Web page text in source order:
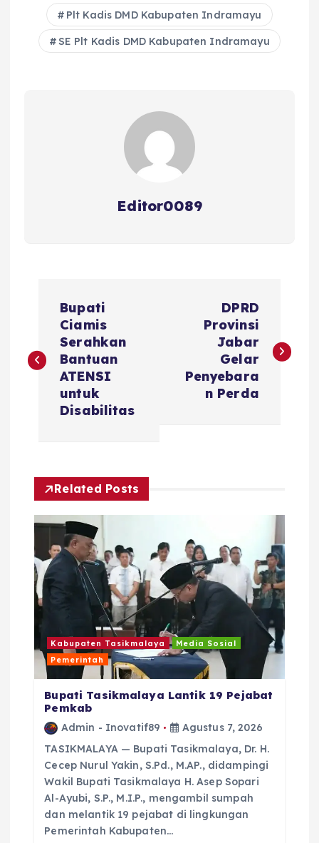
k Plt Kadis DMD Kabupaten Indramayu
SE Plt Kadis DMD Kabupaten Indramayu
Editor0089
v
a
s
p
o
s
Bupati
Ciamis
Serahkan
Bantuan
ATENSI
untuk
Disabilitas
DPRD
Provinsi
Jabar
Gelar
Penyebara
n Perda
Related Posts
Kabupaten Tasikmalaya
Media Sosial
Pemerintah
Bupati Tasikmalaya Lantik 19 Pejabat
Pemkab
Admin - Inovatif89
Agustus 7, 2026
TASIKMALAYA — Bupati Tasikmalaya, Dr. H.
Cecep Nurul Yakin, S.Pd., M.AP., didampingi
Wakil Bupati Tasikmalaya H. Asep Sopari
Al-Ayubi, S.P., M.I.P., mengambil sumpah
dan melantik 19 pejabat di lingkungan
Pemerintah Kabupaten…